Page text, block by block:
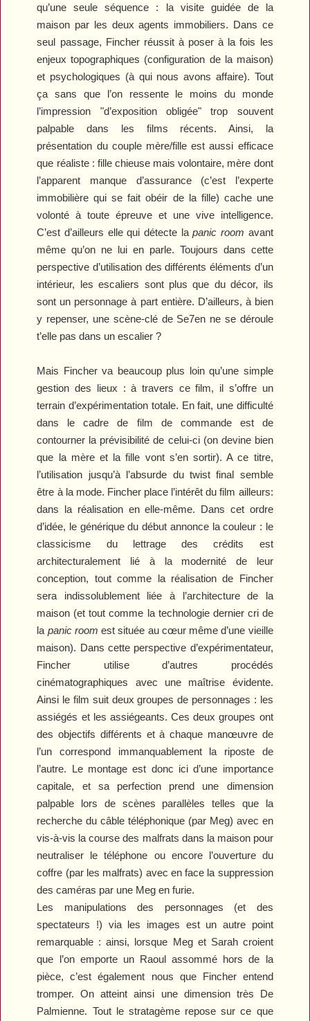
qu’une seule séquence : la visite guidée de la
maison par les deux agents immobiliers. Dans ce
seul passage, Fincher réussit à poser à la fois les
enjeux topographiques (configuration de la maison)
et psychologiques (à qui nous avons affaire). Tout
ça sans que l’on ressente le moins du monde
l’impression "d’exposition obligée" trop souvent
palpable dans les films récents. Ainsi, la
présentation du couple mère/fille est aussi efficace
que réaliste : fille chieuse mais volontaire, mère dont
l’apparent manque d’assurance (c’est l’experte
immobilière qui se fait obéir de la fille) cache une
volonté à toute épreuve et une vive intelligence.
C’est d’ailleurs elle qui détecte lapanic room avant
même qu’on ne lui en parle. Toujours dans cette
perspective d’utilisation des différents éléments d’un
intérieur, les escaliers sont plus que du décor, ils
sont un personnage à part entière. D’ailleurs, à bien
y repenser, une scène-clé de Se7en ne se déroule
t’elle pas dans un escalier ?
Mais Fincher va beaucoup plus loin qu’une simple
gestion des lieux : à travers ce film, il s’offre un
terrain d’expérimentation totale. En fait, une difficulté
dans le cadre de film de commande est de
contourner la prévisibilité de celui-ci (on devine bien
que la mère et la fille vont s’en sortir). A ce titre,
l’utilisation jusqu’à l’absurde du twist final semble
être à la mode. Fincher place l’intérêt du film ailleurs:
dans la réalisation en elle-même. Dans cet ordre
d’idée, le générique du début annonce la couleur : le
classicisme du lettrage des crédits est
architecturalement lié à la modernité de leur
conception, tout comme la réalisation de Fincher
sera indissolublement liée à l’architecture de la
maison (et tout comme la technologie dernier cri de
la panic room est située au cœur même d’une vieille
maison). Dans cette perspective d’expérimentateur,
Fincher utilise d’autres procédés
cinématographiques avec une maîtrise évidente.
Ainsi le film suit deux groupes de personnages : les
assiégés et les assiégeants. Ces deux groupes ont
des objectifs différents et à chaque manœuvre de
l’un correspond immanquablement la riposte de
l’autre. Le montage est donc ici d’une importance
capitale, et sa perfection prend une dimension
palpable lors de scènes parallèles telles que la
recherche du câble téléphonique (par Meg) avec en
vis-à-vis la course des malfrats dans la maison pour
neutraliser le téléphone ou encore l’ouverture du
coffre (par les malfrats) avec en face la suppression
des caméras par une Meg en furie.
Les manipulations des personnages (et des
spectateurs !) via les images est un autre point
remarquable : ainsi, lorsque Meg et Sarah croient
que l’on emporte un Raoul assommé hors de la
pièce, c’est également nous que Fincher entend
tromper. On atteint ainsi une dimension très De
Palmienne. Tout le stratagème repose sur ce que